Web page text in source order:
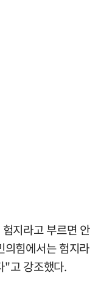
지라고 부르면 안
힘에서는 험지라
"고 강조했다.